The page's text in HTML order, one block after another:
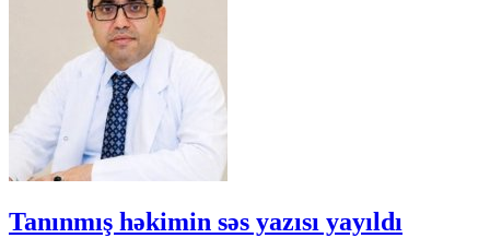
Tanınmış həkimin səs yazısı yayıldı